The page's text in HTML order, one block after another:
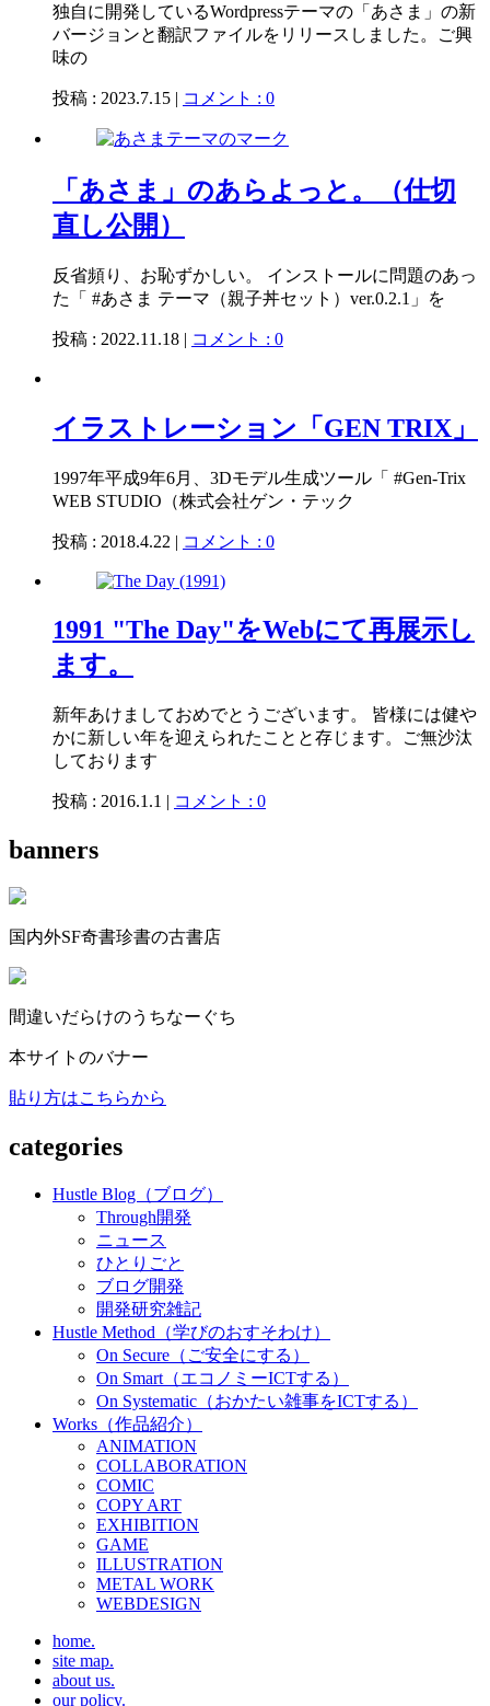
独自に開発しているWordpressテーマの「あさま」の新
バージョンと翻訳ファイルをリリースしました。ご興
味の
投稿 : 2023.7.15 | コメント : 0
「あさま」のあらよっと。（仕切
直し公開）
反省頻り、お恥ずかしい。 インストールに問題のあっ
た「 #あさま テーマ（親子丼セット）ver.0.2.1」を
投稿 : 2022.11.18 | コメント : 0
イラストレーション「GEN TRIX」
1997年平成9年6月、3Dモデル生成ツール「 #Gen-Trix
WEB STUDIO（株式会社ゲン・テック
投稿 : 2018.4.22 | コメント : 0
1991 "The Day"をWebにて再展示し
ます。
新年あけましておめでとうございます。 皆様には健や
かに新しい年を迎えられたことと存じます。ご無沙汰
しております
投稿 : 2016.1.1 | コメント : 0
banners
国内外SF奇書珍書の古書店
間違いだらけのうちなーぐち
本サイトのバナー
貼り方はこちらから
categories
Hustle Blog（ブログ）
Through開発
ニュース
ひとりごと
ブログ開発
開発研究雑記
Hustle Method（学びのおすそわけ）
On Secure（ご安全にする）
On Smart（エコノミーICTする）
On Systematic（おかたい雑事をICTする）
Works（作品紹介）
ANIMATION
COLLABORATION
COMIC
COPY ART
EXHIBITION
GAME
ILLUSTRATION
METAL WORK
WEBDESIGN
home.
site map.
about us.
our policy.